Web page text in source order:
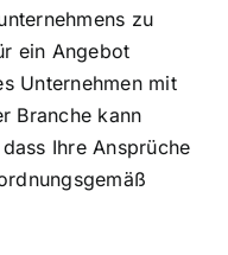
zu
ein Angebot
Unternehmen mit
Branche kann
Ihre Ansprüche